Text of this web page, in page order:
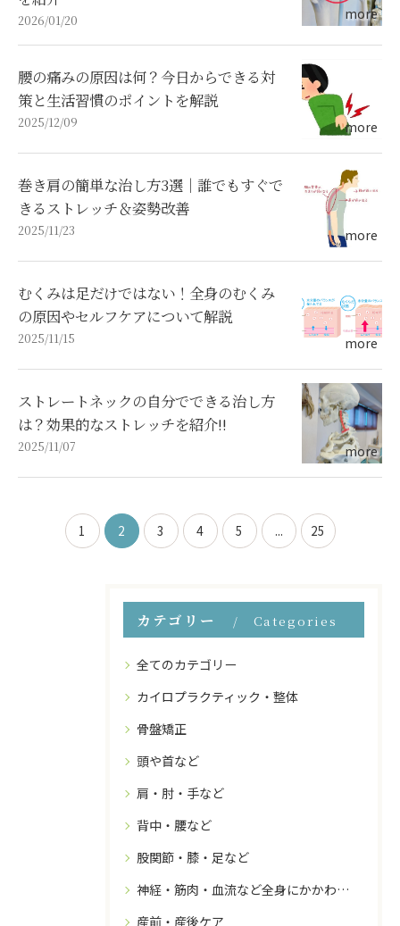
2026/01/20
腰の痛みの原因は何？今日からできる対
策と生活習慣のポイントを解説
2025/12/09
巻き肩の簡単な治し方3選｜誰でもすぐで
きるストレッチ＆姿勢改善
2025/11/23
むくみは足だけではない！全身のむくみ
の原因やセルフケアについて解説
2025/11/15
ストレートネックの自分でできる治し方
は？効果的なストレッチを紹介!!
2025/11/07
1 2 3 4 5 ... 25
カテゴリー Categories
全てのカテゴリー
カイロプラクティック・整体
骨盤矯正
頭や首など
肩・肘・手など
背中・腰など
股関節・膝・足など
神経・筋肉・血流など全身にかかわること
産前・産後ケア